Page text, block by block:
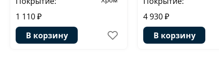
1 110 ₽
В корзину
4 930 ₽
В корзину